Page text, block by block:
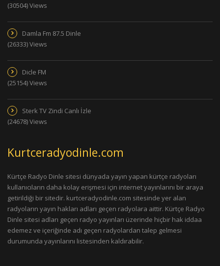
(30504) Views
Damla Fm 87.5 Dinle
(26333) Views
Dicle FM
(25154) Views
Sterk TV Zindi Canlı İzle
(24678) Views
Kurtceradyodinle.com
Kürtçe Radyo Dinle sitesi dünyada yayın yapan kürtçe radyoları
kullanıcıların daha kolay erişmesi için internet yayınlarını bir araya
getirildiği bir sitedir. kurtceradyodinle.com sitesinde yer alan
radyoların yayın hakları adları geçen radyolara aittir. Kürtçe Radyo
Dinle sitesi adları geçen radyo yayınları üzerinde hiçbir hak iddaa
edemez ve içeriğinde adı geçen radyolardan talep gelmesi
durumunda yayınlarını listesinden kaldırabilir.